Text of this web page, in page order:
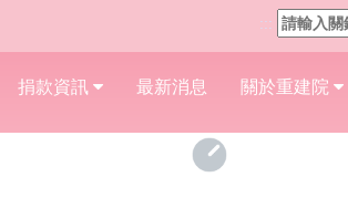
:::
捐款資訊 最新消息 關於重建院